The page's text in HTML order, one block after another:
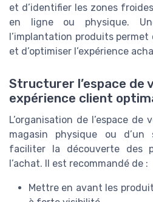
et d’identifier les zones
en ligne ou physique.
l’implantation produits
et d’optimiser l’expérience
Structurer l’espace de
expérience client
L’organisation de l’espace de
magasin physique ou d’un
faciliter la découverte des
l’achat. Il est recommandé de :
Mettre en avant les